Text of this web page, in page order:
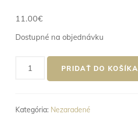
11.00€
Dostupné na objednávku
množstvo
VALÉRIA
HEJ,
PRIDAŤ DO KOŠÍKA
Kategória: Nezaradené